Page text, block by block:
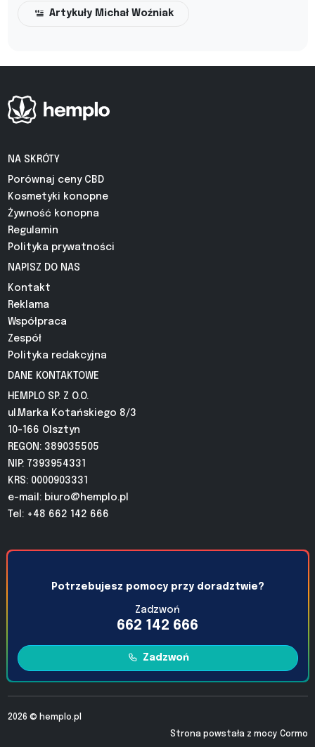
Artykuły Michał Woźniak
NA SKRÓTY
Porównaj ceny CBD
Kosmetyki konopne
Żywność konopna
Regulamin
Polityka prywatności
NAPISZ DO NAS
Kontakt
Reklama
Współpraca
Zespół
Polityka redakcyjna
DANE KONTAKTOWE
HEMPLO SP. Z O.O.
ul.Marka Kotańskiego 8/3
10-166 Olsztyn
REGON: 389035505
NIP: 7393954331
KRS: 0000903331
e-mail: biuro@hemplo.pl
Tel: +48 662 142 666
Potrzebujesz pomocy przy doradztwie?
Zadzwoń
662 142 666
Zadzwoń
2026 © hemplo.pl
Strona powstała z mocy Cormo